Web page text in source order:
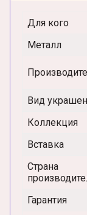
Для кого
Металл
Вид
Коллекция
Вставка
Страна
Гарантия